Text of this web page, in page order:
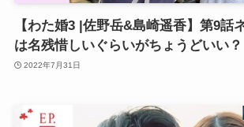
【わた婚3 |佐野岳&島崎遥香】第9話
は名残惜しいぐらいがちょうどいい？
2022年7月31日